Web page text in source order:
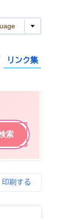
リンク集
印刷する